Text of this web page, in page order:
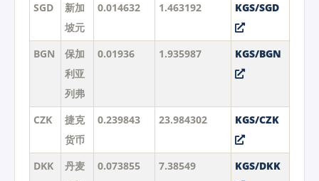
SGD
新加
坡元
0.014632 1.463192 KGS/SGD
BGN
保加
利亚
列弗
0.01936 1.935987 KGS/BGN
CZK
捷克
货币
0.239843 23.984302 KGS/CZK
DKK
丹麦
0.073855 7.38549 KGS/DKK